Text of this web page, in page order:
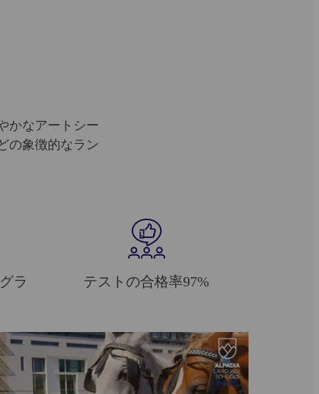
かなアートシー
の象徴的なラン
ラ テストの合格率97%